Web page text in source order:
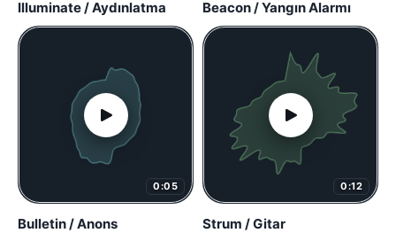
Illuminate / Aydınlatma Beacon / Yangın Alarmı
0:05
Bulletin / Anons
0:12
Strum / Gitar